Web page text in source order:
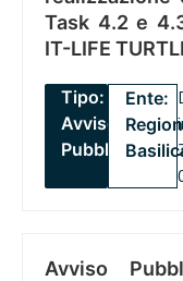
Task 4.2 e
IT-LIFE
Tipo:
Avviso
Pubblico
Ente:
Avviso